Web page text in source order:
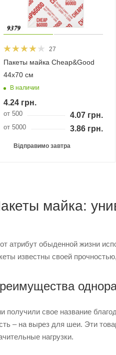
27
Пакеты майка Cheap&Good
44х70 см
В наличии
4.24 грн.
от 500 4.07 грн.
от 5000 3.86 грн.
Відправимо завтра
майка:
атрибут обыденной жизни
известны своей
получили свое название
– на вырез для шеи. Эти
нагрузки.